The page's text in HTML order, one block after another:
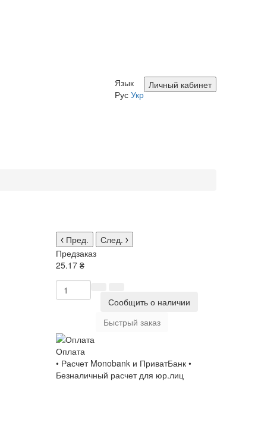
Личный кабинет
Язык
Рус Укр
Пред.
След.
Предзаказ
25.17 ₴
Сообщить о наличии
Быстрый заказ
Оплата
• Расчет Monobank и ПриватБанк •
Безналичный расчет для юр.лиц